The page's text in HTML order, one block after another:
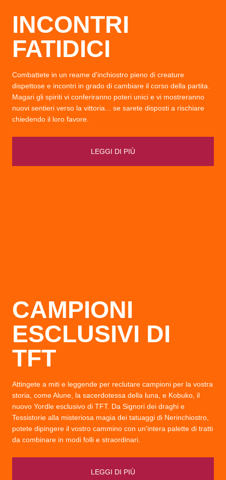
INCONTRI
FATIDICI
Combattete in un reame d'inchiostro pieno di creature
dispettose e incontri in grado di cambiare il corso della partita.
Magari gli spiriti vi conferiranno poteri unici e vi mostreranno
nuovi sentieri verso la vittoria... se sarete disposti a rischiare
chiedendo il loro favore.
LEGGI DI PIÙ
CAMPIONI
ESCLUSIVI DI
TFT
Attingete a miti e leggende per reclutare campioni per la vostra
storia, come Alune, la sacerdotessa della luna, e Kobuko, il
nuovo Yordle esclusivo di TFT. Da Signori dei draghi e
Tessistorie alla misteriosa magia dei tatuaggi di Nerinchiostro,
potete dipingere il vostro cammino con un'intera palette di tratti
da combinare in modi folli e straordinari.
LEGGI DI PIÙ